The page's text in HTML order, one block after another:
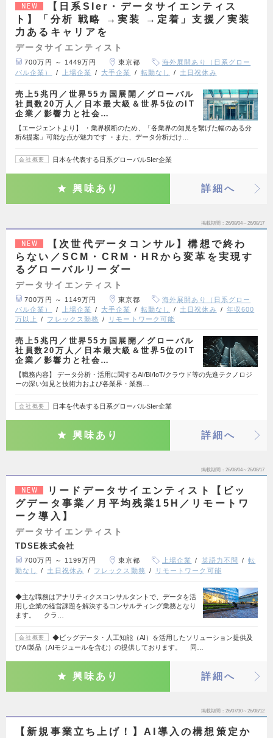
NEW
【日系SIer・データサイエンティス
ト】「分析 戦略 →実装 →定着」支援／実装
力あるキャリアを
データサイエンティスト
700万円 ～ 1449万円 東京都
海外展開あり（日系グロー
バル企業）
上場企業 大手企業 転勤なし 土日祝休み
売上5兆円／世界55カ国展開／グローバル
社員数20万人／日本最大級＆世界5位のIT
企業／影響力と社会…
【エージェントより】 ・業界横断のため、「各業界の知見を繋げた幅のある分
析&提案」可能な点が魅力です ・また、データ分析だけ…
会社概要 日本を代表する日系グローバルSIer企業
興味あり 詳細へ
掲載期間 26/08/04～26/08/17
NEW
【次世代データコンサル】構想で終わ
らない／SCM・CRM・HRから変革を実現す
るグローバルリーダー
データサイエンティスト
700万円 ～ 1149万円 東京都
海外展開あり（日系グロー
バル企業）
上場企業 大手企業 転勤なし 土日祝休み
年収600
万以上
フレックス勤務 リモートワーク可能
売上5兆円／世界55カ国展開／グローバル
社員数20万人／日本最大級＆世界5位のIT
企業／影響力と社会…
【職務内容】 データ分析・活用に関するAI/BI/IoT/クラウド等の先進テクノロジ
ーの深い知見と技術力および各業界・業務…
会社概要 日本を代表する日系グローバルSIer企業
興味あり 詳細へ
掲載期間 26/08/04～26/08/17
NEW
リードデータサイエンティスト【ビッ
グデータ事業／月平均残業15H／リモートワ
ーク導入】
データサイエンティスト
TDSE株式会社
700万円 ～ 1199万円 東京都 上場企業 英語力不問
転
勤なし
土日祝休み フレックス勤務 リモートワーク可能
◆主な職務はアナリティクスコンサルタントで、データを活
用し企業の経営課題を解決するコンサルティング業務となり
ます。 クラ…
会社概要
◆ビッグデータ・人工知能（AI）を活用したソリューション提供及
びAI製品（AIモジュールを含む）の提供しております。 同…
興味あり 詳細へ
掲載期間 26/07/30～26/08/12
【新規事業立ち上げ！】AI導入の構想策定か